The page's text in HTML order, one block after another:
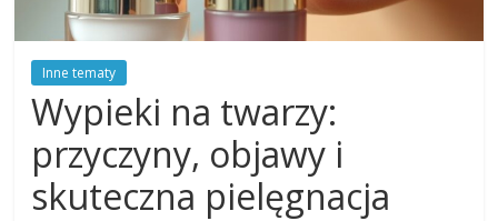
Inne tematy
Wypieki na twarzy:
przyczyny, objawy i
skuteczna pielęgnacja